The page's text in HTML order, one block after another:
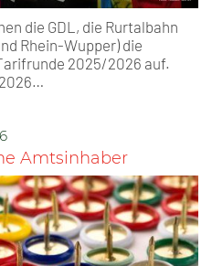
die GDL, die Rurtalbahn
Rhein-Wupper) die
2025/2026 auf.
Amtsinhaber